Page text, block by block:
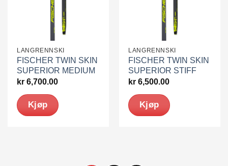
LANGRENNSKI
FISCHER TWIN SKIN
SUPERIOR MEDIUM
kr 6,700.00
Kjøp
LANGRENNSKI
FISCHER TWIN SKIN
SUPERIOR STIFF
kr 6,500.00
Kjøp